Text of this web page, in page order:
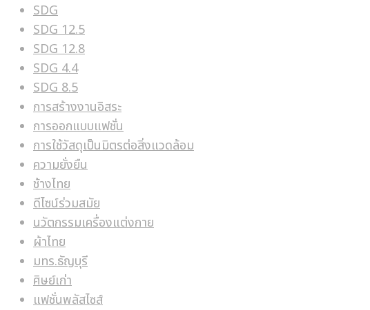
SDG
SDG 12.5
SDG 12.8
SDG 4.4
SDG 8.5
การสร้างงานอิสระ
การออกแบบแฟชั่น
การใช้วัสดุเป็นมิตรต่อสิ่งแวดล้อม
ความยั่งยืน
ช้างไทย
ดีไซน์ร่วมสมัย
นวัตกรรมเครื่องแต่งกาย
ผ้าไทย
มทร.ธัญบุรี
ศิษย์เก่า
แฟชั่นพลัสไซส์